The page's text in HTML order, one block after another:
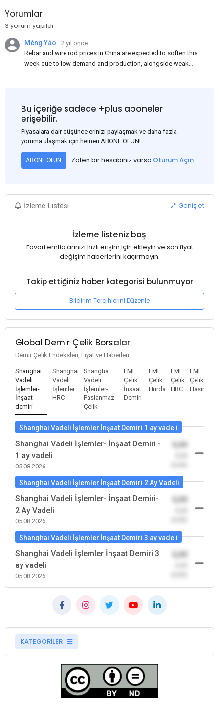
Yorumlar
3 yorum yapıldı
Mèng Yáo
2 yıl önce
Rebar and wire rod prices in China are expected to soften this
week due to low demand and production, alongside weak
Bu içeriğe sadece +plus aboneler
erişebilir.
Piyasalara dair düşüncelerinizi paylaşmak ve daha fazla
yoruma ulaşmak için hemen ABONE OLUN!
ABONE OLUN Zaten bir hesabınız varsa Oturum Açın
İzleme Listesi Genişlet
İzleme listeniz boş
Favori emtialarınızı hızlı erişim için ekleyin ve son fiyat
değişim haberlerini kaçırmayın.
Takip ettiğiniz haber kategorisi bulunmuyor
Bildirim Tercihlerini Düzenle
Global Demir Çelik Borsaları
Demir Çelik Endeksleri, Fiyat ve Haberleri
Shanghai
Vadeli
İşlemler-
İnşaat
demiri
Shanghai
Vadeli
İşlemler
HRC
Shanghai
Vadeli
İşlemler-
Paslanmaz
Çelik
LME
Çelik
İnşaat
Demiri
LME
Çelik
Hurda
LME
Çelik
HRC
LME
Çelik
Hasır
Shanghai Vadeli İşlemler İnşaat Demiri 1 ay vadeli
Shanghai Vadeli İşlemler- İnşaat Demiri -
1 ay vadeli
05.08.2026
Shanghai Vadeli İşlemler İnşaat Demiri 2 Ay Vadeli
Shanghai Vadeli İşlemler- İnşaat Demiri-
2 Ay Vadeli
05.08.2026
Shanghai Vadeli İşlemler İnşaat Demiri 3 ay vadeli
Shanghai Vadeli İşlemler İnşaat Demiri 3
ay vadeli
05.08.2026
KATEGORİLER